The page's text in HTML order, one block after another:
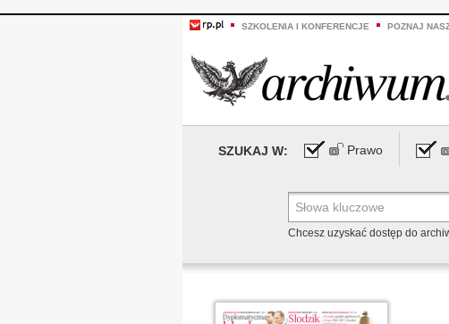
SZKOLENIA I KONFERENCJE POZNAJ
SZUKAJ W: Prawo
Chcesz uzyskać dostęp do